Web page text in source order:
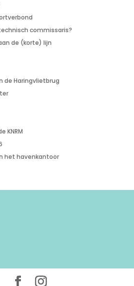
commissaris?
de (korte) lijn
de Haringvlietbrug
KNRM
het havenkantoor